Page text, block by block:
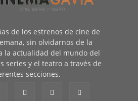
de los estrenos de cine de
sin olvidarnos de la
la actualidad del mundo del
series y el teatro a través de
secciones.